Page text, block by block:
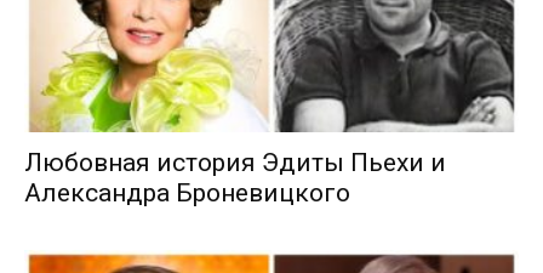
Любовная история Эдиты Пьехи и
Александра Броневицкого